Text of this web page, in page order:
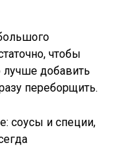
чтобы
лучше добавить
переборщить.